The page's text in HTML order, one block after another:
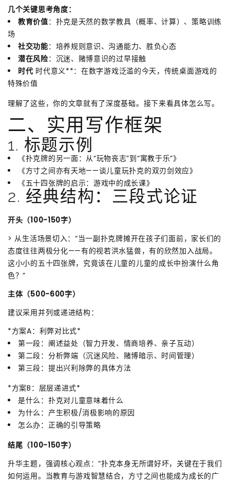
几个关键思考角度：
教育价值：扑克是天然的数学教具（概率、计算）、策略训练
场
社交功能：培养规则意识、沟通能力、胜负心态
潜在风险：沉迷、赌博意识的过早接触
时代 时代意义**：在数字游戏泛滥的今天，传统桌面游戏的
特殊价值
理解了这些，你的文章就有了深度基础。接下来看具体怎么写。
二、实用写作框架
1. 标题示例
《扑克牌的另一面：从“玩物丧志”到“寓教于乐”》
《方寸之间亦有天地——谈儿童玩扑克的双刃剑效应》
《五十四张牌的启示：游戏中的成长课》
2. 经典结构：三段式论证
开头（100-150字）
> 从生活场景切入：“当一副扑克牌摊开在孩子们面前，家长们的
态度往往两极分化——有的视若洪水猛兽，有的欣然加入战局。
这小小的五十四张牌，究竟该在儿童的儿童的成长中扮演什么角
色？”
主体（500-600字）
建议采用并列或递进结构：
*方案A：利弊对比式*
第一段：阐述益处（智力开发、情商培养、亲子互动）
第二段：分析弊端（沉迷风险、赌博暗示、时间管理）
第三段：提出兴利除弊的具体方法
*方案B：层层递进式*
是什么：扑克对儿童意味着什么
为什么：产生积极/消极影响的原因
怎么办：正确的引导策略
结尾（100-150字）
升华主题，强调核心观点：“扑克本身无所谓好坏，关键在于我们
如何运用。当教育与游戏智慧结合，方寸之间也能成为成长的广